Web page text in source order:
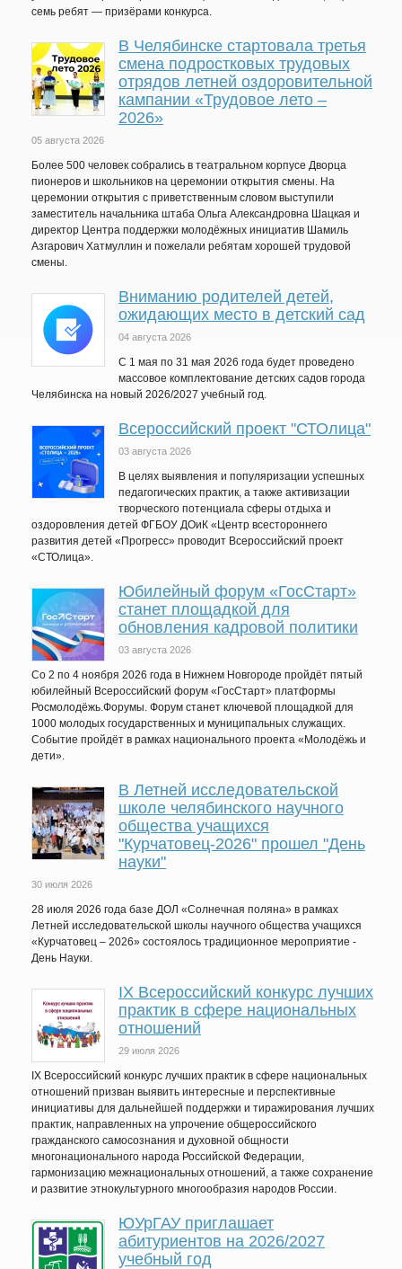
семь ребят — призёрами конкурса.
В Челябинске стартовала третья
смена подростковых трудовых
отрядов летней оздоровительной
кампании «Трудовое лето –
2026»
05 августа 2026
Более 500 человек собрались в театральном корпусе Дворца
пионеров и школьников на церемонии открытия смены. На
церемонии открытия с приветственным словом выступили
заместитель начальника штаба Ольга Александровна Шацкая и
директор Центра поддержки молодёжных инициатив Шамиль
Азгарович Хатмуллин и пожелали ребятам хорошей трудовой
смены.
Вниманию родителей детей,
ожидающих место в детский сад
04 августа 2026
C 1 мая по 31 мая 2026 года будет проведено
массовое комплектование детских садов города
Челябинска на новый 2026/2027 учебный год.
Всероссийский проект "СТОлица"
03 августа 2026
В целях выявления и популяризации успешных
педагогических практик, а также активизации
творческого потенциала сферы отдыха и
оздоровления детей ФГБОУ ДОиК «Центр всестороннего
развития детей «Прогресс» проводит Всероссийский проект
«СТОлица».
Юбилейный форум «ГосСтарт»
станет площадкой для
обновления кадровой политики
03 августа 2026
Со 2 по 4 ноября 2026 года в Нижнем Новгороде пройдёт пятый
юбилейный Всероссийский форум «ГосСтарт» платформы
Росмолодёжь.Форумы. Форум станет ключевой площадкой для
1000 молодых государственных и муниципальных служащих.
Событие пройдёт в рамках национального проекта «Молодёжь и
дети».
В Летней исследовательской
школе челябинского научного
общества учащихся
"Курчатовец-2026" прошел "День
науки"
30 июля 2026
28 июля 2026 года базе ДОЛ «Солнечная поляна» в рамках
Летней исследовательской школы научного общества учащихся
«Курчатовец – 2026» состоялось традиционное мероприятие -
День Науки.
IХ Всероссийский конкурс лучших
практик в сфере национальных
отношений
29 июля 2026
IX Всероссийский конкурс лучших практик в сфере национальных
отношений призван выявить интересные и перспективные
инициативы для дальнейшей поддержки и тиражирования лучших
практик, направленных на упрочение общероссийского
гражданского самосознания и духовной общности
многонационального народа Российской Федерации,
гармонизацию межнациональных отношений, а также сохранение
и развитие этнокультурного многообразия народов России.
ЮУрГАУ приглашает
абитуриентов на 2026/2027
учебный год